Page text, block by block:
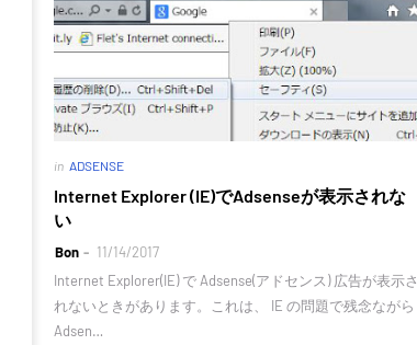
in ADSENSE
Internet Explorer (IE)でAdsenseが表示されな
い
Bon
11/14/2017
Internet Explorer(IE) で Adsense(アドセンス) 広告が表示さ
れないときがあります。これは、 IE の問題で残念ながら
Adsen…